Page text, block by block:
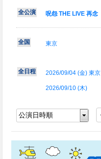
全公演 呪怨 THE LIVE 再念
全国 東京
全日程 2026/09/04 (金) 東京
2026/09/10 (木)